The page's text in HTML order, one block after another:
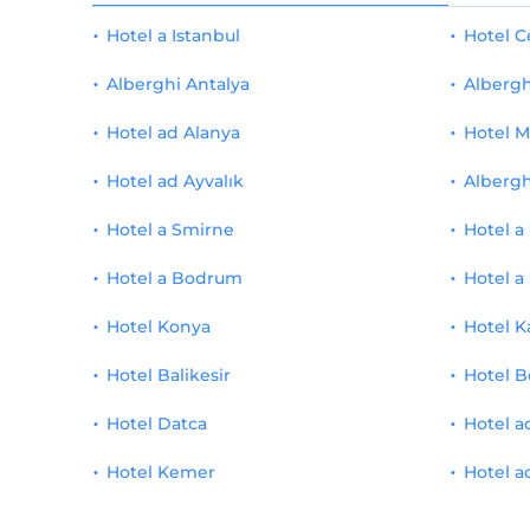
campo da tennis
Cortile
Spa e centro benessere
Massaggio
Economico
connessione
Casa di pietra
club
duplex
Attico
Doppia Economy
Suite luna di miele
lusso
Hotel a Istanbul
Alberghi Antalya
Hotel ad Alanya
Hotel ad Ayvalık
Hotel a Smirne
Hotel
Hotel
Hotel a
Hotel a Bodrum
Hotel Konya
Hotel Balikesir
Hotel Datca
Hotel Kemer
Hotel a
Hotel
Hotel
Hotel
Hotel